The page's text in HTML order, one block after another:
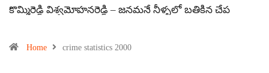
కొమ్మిరెడ్డి విశ్వమోహనరెడ్డి – జనమనే నీళ్ళలో బతికిన చేప
Home crime statistics 2000